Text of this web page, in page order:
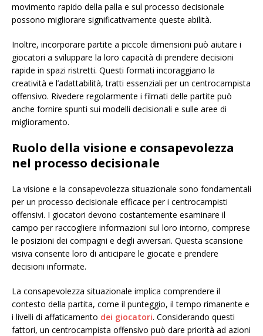
movimento rapido della palla e sul processo decisionale
possono migliorare significativamente queste abilità.
Inoltre, incorporare partite a piccole dimensioni può aiutare i
giocatori a sviluppare la loro capacità di prendere decisioni
rapide in spazi ristretti. Questi formati incoraggiano la
creatività e l’adattabilità, tratti essenziali per un centrocampista
offensivo. Rivedere regolarmente i filmati delle partite può
anche fornire spunti sui modelli decisionali e sulle aree di
miglioramento.
Ruolo della visione e consapevolezza
nel processo decisionale
La visione e la consapevolezza situazionale sono fondamentali
per un processo decisionale efficace per i centrocampisti
offensivi. I giocatori devono costantemente esaminare il
campo per raccogliere informazioni sul loro intorno, comprese
le posizioni dei compagni e degli avversari. Questa scansione
visiva consente loro di anticipare le giocate e prendere
decisioni informate.
La consapevolezza situazionale implica comprendere il
contesto della partita, come il punteggio, il tempo rimanente e
i livelli di affaticamento dei giocatori. Considerando questi
fattori, un centrocampista offensivo può dare priorità ad azioni